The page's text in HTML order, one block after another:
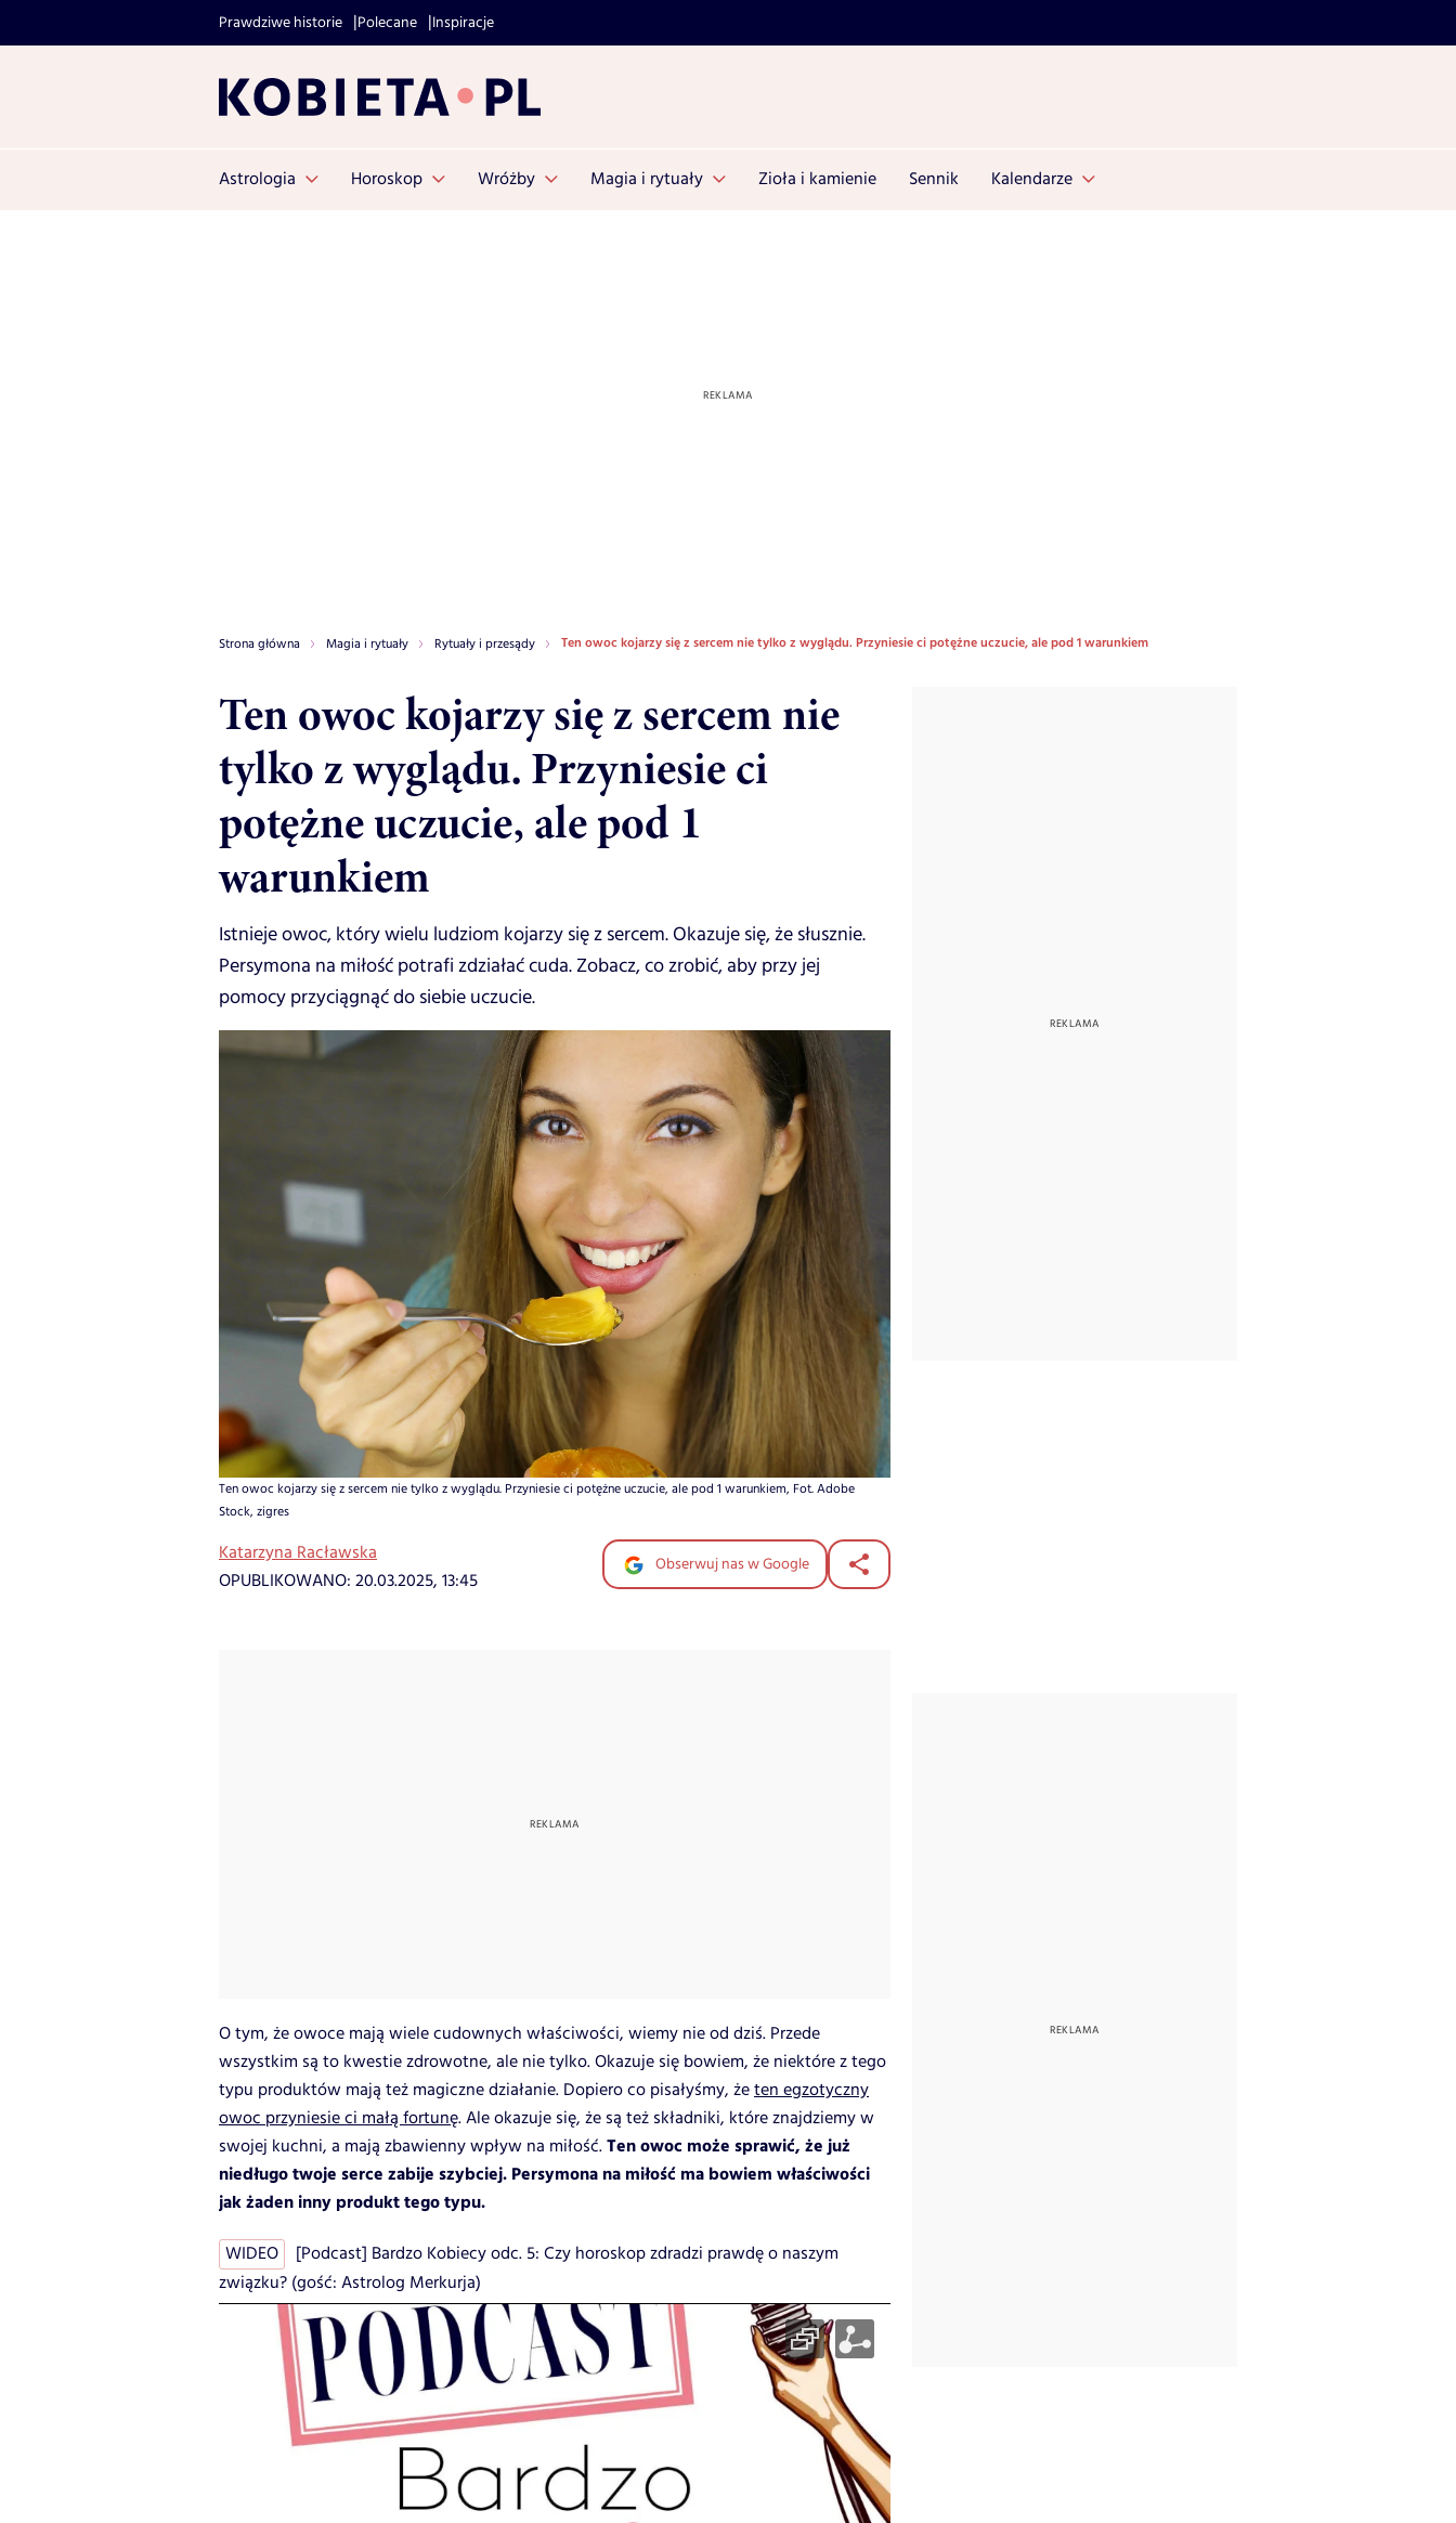
Prawdziwe historie Polecane Inspiracje
Astrologia Horoskop Wróżby Magia i rytuały Zioła i kamienie Sennik Kalendarze
Strona główna Magia i rytuały Rytuały i przesądy Ten owoc kojarzy się z sercem nie tylko z wyglądu. Przyniesie ci potężne uczucie, ale pod 1 warunkiem
Ten owoc kojarzy się z sercem nie
tylko z wyglądu. Przyniesie ci
potężne uczucie, ale pod 1
warunkiem
Istnieje owoc, który wielu ludziom kojarzy się z sercem. Okazuje się, że słusznie.
Persymona na miłość potrafi zdziałać cuda. Zobacz, co zrobić, aby przy jej
pomocy przyciągnąć do siebie uczucie.
Ten owoc kojarzy się z sercem nie tylko z wyglądu. Przyniesie ci potężne uczucie, ale pod 1 warunkiem, Fot. Adobe
Stock, zigres
Katarzyna Racławska
OPUBLIKOWANO: 20.03.2025, 13:45
Obserwuj nas w Google
O tym, że owoce mają wiele cudownych właściwości, wiemy nie od dziś. Przede
wszystkim są to kwestie zdrowotne, ale nie tylko. Okazuje się bowiem, że niektóre z tego
typu produktów mają też magiczne działanie. Dopiero co pisałyśmy, żeten egzotyczny
owoc przyniesie ci małą fortunę. Ale okazuje się, że są też składniki, które znajdziemy w
swojej kuchni, a mają zbawienny wpływ na miłość.Ten owoc może sprawić, że już
niedługo twoje serce zabije szybciej. Persymona na miłość ma bowiem właściwości
jak żaden inny produkt tego typu.
WIDEO
[Podcast] Bardzo Kobiecy odc. 5: Czy horoskop zdradzi prawdę o naszym
związku? (gość: Astrolog Merkurja)